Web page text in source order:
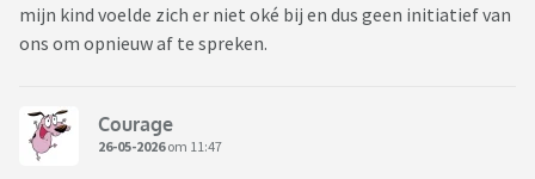
mijn kind voelde zich er niet oké bij en dus geen initiatief van
ons om opnieuw af te spreken.
Courage
26-05-2026om 11:47